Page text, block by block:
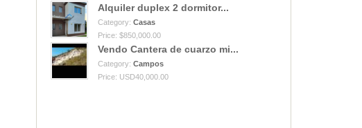
Alquiler duplex 2 dormitor...
Category: Casas
Price: $850,000.00
Vendo Cantera de cuarzo mi...
Category: Campos
Price: USD40,000.00